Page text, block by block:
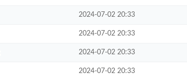
2024-07-02 20:33
2024-07-02 20:33
2024-07-02 20:33
2024-07-02 20:33